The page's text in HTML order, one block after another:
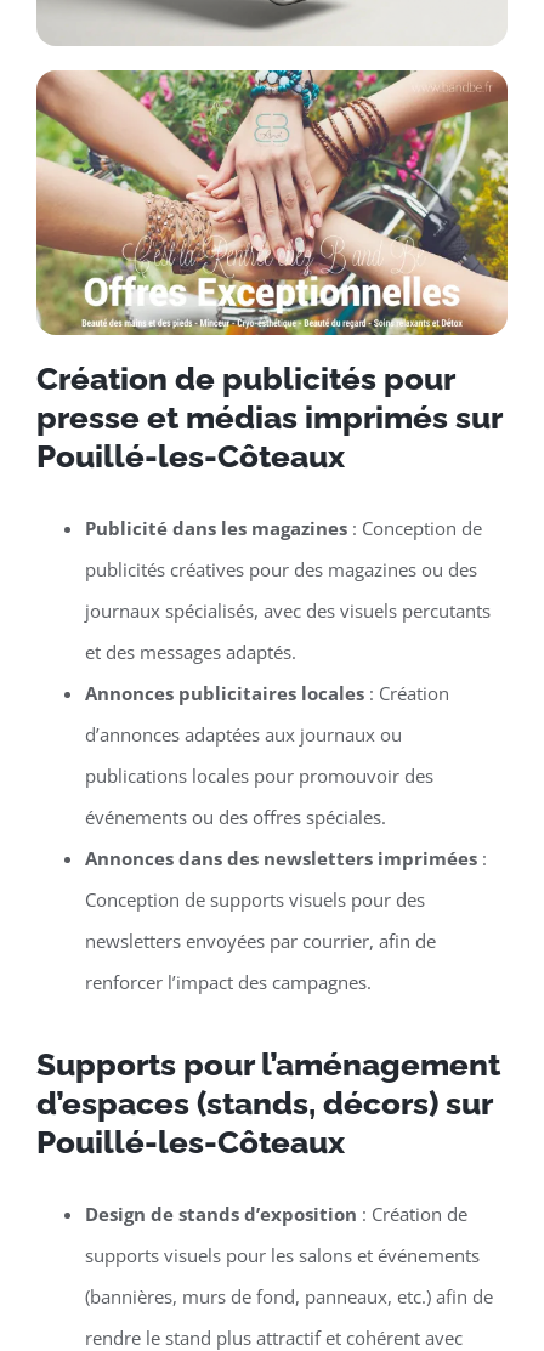
Création de publicités pour
presse et médias imprimés sur
Pouillé-les-Côteaux
Publicité dans les magazines: Conception de
publicités créatives pour des magazines ou des
journaux spécialisés, avec des visuels percutants
et des messages adaptés.
Annonces publicitaires locales: Création
d’annonces adaptées aux journaux ou
publications locales pour promouvoir des
événements ou des offres spéciales.
Annonces dans des newsletters imprimées:
Conception de supports visuels pour des
newsletters envoyées par courrier, afin de
renforcer l’impact des campagnes.
Supports pour l’aménagement
d’espaces (stands, décors) sur
Pouillé-les-Côteaux
Design de stands d’exposition : Création de
supports visuels pour les salons et événements
(bannières, murs de fond, panneaux, etc.) afin de
rendre le stand plus attractif et cohérent avec